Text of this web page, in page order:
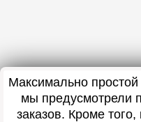
Максимально
мы предусмотрели
заказов. Кроме